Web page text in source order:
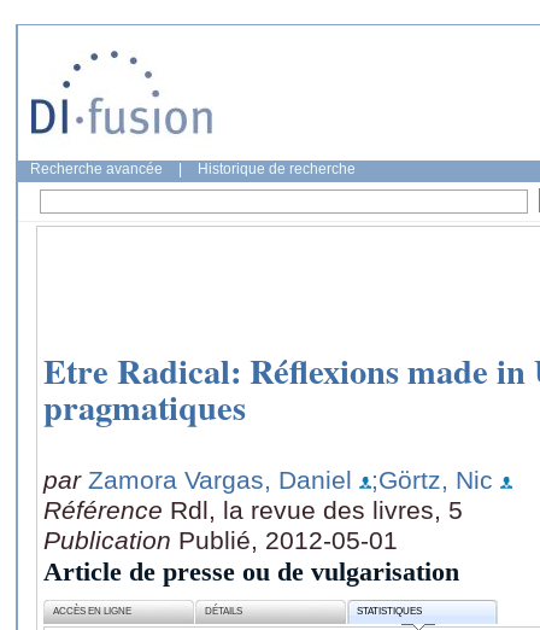
Recherche avancée Historique de recherche
Etre Radical: Réflexions made
pragmatiques
par Zamora Vargas, Daniel
;Görtz, Nic
Référence Rdl, la revue des livres, 5
Publication Publié, 2012-05-01
Article de presse ou de vulgarisation
ACCÈS EN LIGNE DÉTAILS STATISTIQUES